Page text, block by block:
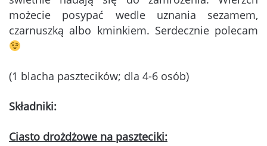
możecie posypać wedle uznania sezamem,
czarnuszką albo kminkiem. Serdecznie polecam
(1 blacha pasztecików; dla 4-6 osób)
Składniki:
Ciasto drożdżowe na paszteciki: